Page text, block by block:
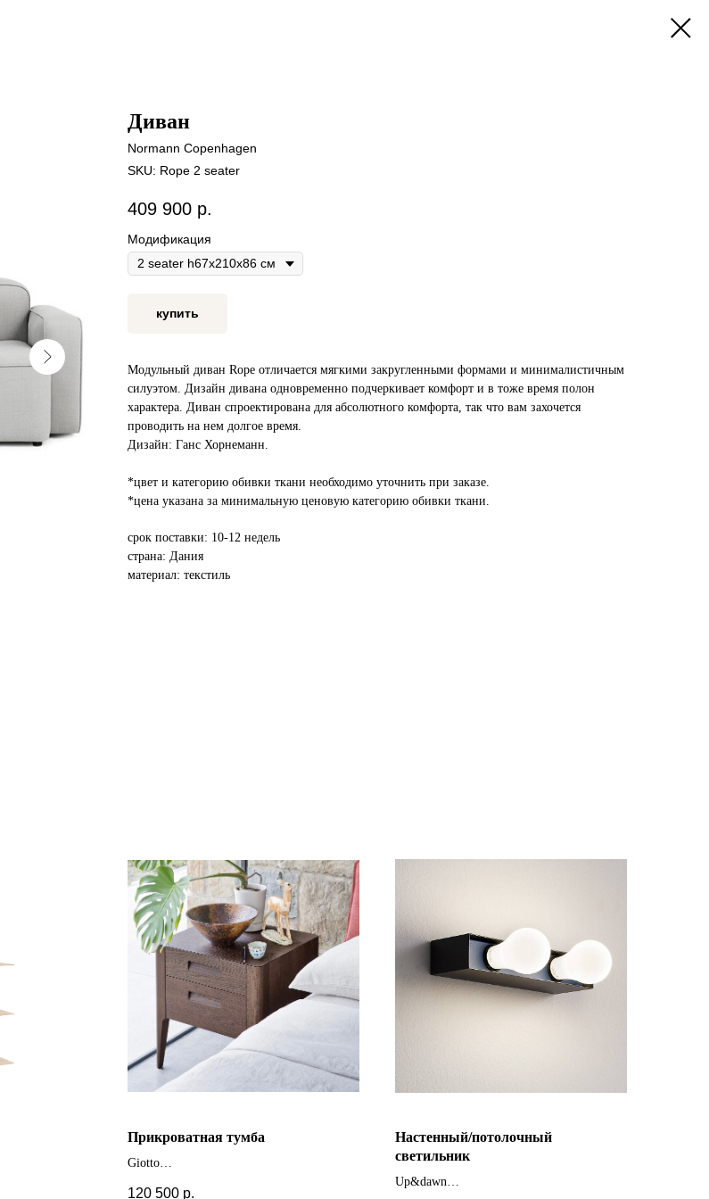
Диван
Normann Copenhagen
SKU: Rope 2 seater
409 900 р.
Модификация
купить
Модульный диван Rope отличается мягкими закругленными формами и минималистичным
силуэтом. Дизайн дивана одновременно подчеркивает комфорт и в тоже время полон
характера. Диван спроектирована для абсолютного комфорта, так что вам захочется
проводить на нем долгое время.
Дизайн: Ганс Хорнеманн.
*цвет и категорию обивки ткани необходимо уточнить при заказе.
*цена указана за минимальную ценовую категорию обивки ткани.
срок поставки: 10-12 недель
страна: Дания
материал: текстиль
Прикроватная тумба
Giotto
120 500 р.
Настенный/потолочный
светильник
Up&dawn